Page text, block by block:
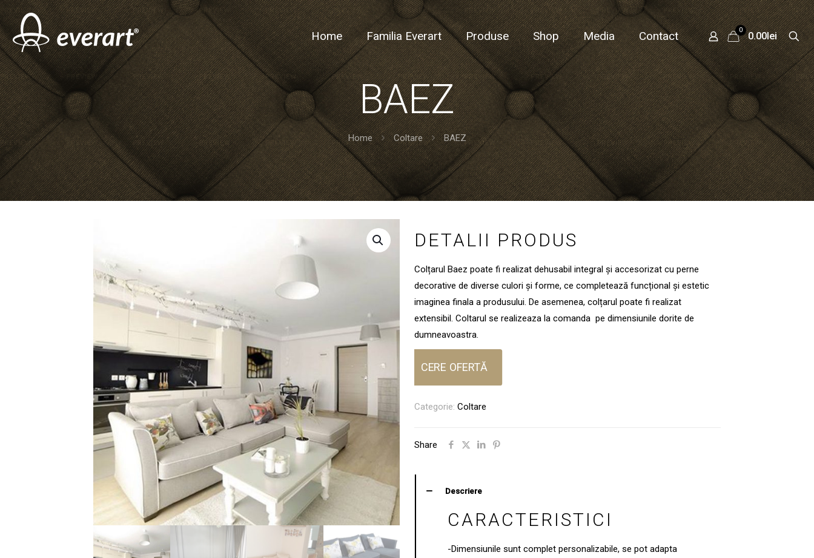
Home Familia Everart Produse Shop Media Contact 0
0.00lei
BAEZ
Home Coltare BAEZ
DETALII PRODUS
Colțarul Baez poate fi realizat dehusabil integral și accesorizat cu perne
decorative de diverse culori și forme, ce completează funcțional și estetic
imaginea finala a produsului. De asemenea, colțarul poate fi realizat
extensibil. Coltarul se realizeaza la comanda pe dimensiunile dorite de
dumneavoastra.
CERE OFERTĂ
Categorie: Coltare
Share
Descriere
CARACTERISTICI
-Dimensiunile sunt complet personalizabile, se pot adapta